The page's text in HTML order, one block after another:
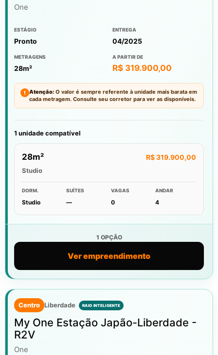
One
ESTÁGIO
Pronto
ENTREGA
04/2025
METRAGENS
28m²
A PARTIR DE
R$ 319.900,00
! Atenção: O valor é sempre referente à unidade mais barata em
cada metragem. Consulte seu corretor para ver as disponíveis.
1 unidade compatível
28m² R$ 319.900,00
Studio
DORM.
Studio
SUÍTES
—
VAGAS
0
ANDAR
4
1 OPÇÃO
Ver empreendimento
Centro Liberdade
My One Estação Japão-Liberdade -
R2V
One